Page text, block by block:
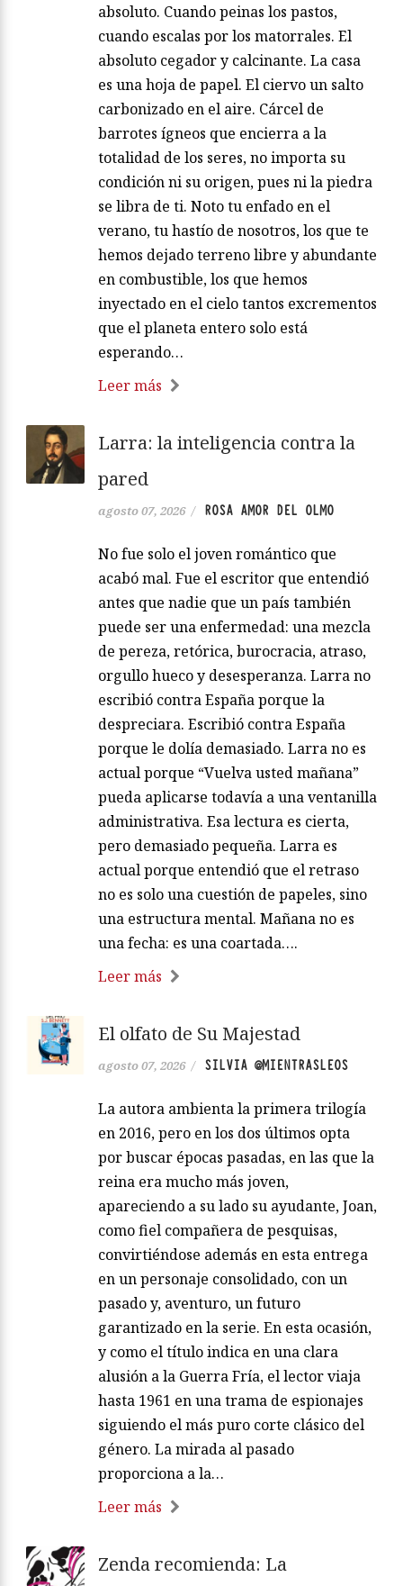
absoluto. Cuando peinas los pastos,
cuando escalas por los matorrales. El
absoluto cegador y calcinante. La casa
es una hoja de papel. El ciervo un salto
carbonizado en el aire. Cárcel de
barrotes ígneos que encierra a la
totalidad de los seres, no importa su
condición ni su origen, pues ni la piedra
se libra de ti. Noto tu enfado en el
verano, tu hastío de nosotros, los que te
hemos dejado terreno libre y abundante
en combustible, los que hemos
inyectado en el cielo tantos excrementos
que el planeta entero solo está
esperando…
Leer más
Larra: la inteligencia contra la
pared
agosto 07, 2026 / ROSA AMOR DEL OLMO
No fue solo el joven romántico que
acabó mal. Fue el escritor que entendió
antes que nadie que un país también
puede ser una enfermedad: una mezcla
de pereza, retórica, burocracia, atraso,
orgullo hueco y desesperanza. Larra no
escribió contra España porque la
despreciara. Escribió contra España
porque le dolía demasiado. Larra no es
actual porque “Vuelva usted mañana”
pueda aplicarse todavía a una ventanilla
administrativa. Esa lectura es cierta,
pero demasiado pequeña. Larra es
actual porque entendió que el retraso
no es solo una cuestión de papeles, sino
una estructura mental. Mañana no es
una fecha: es una coartada….
Leer más
El olfato de Su Majestad
agosto 07, 2026 / SILVIA @MIENTRASLEOS
La autora ambienta la primera trilogía
en 2016, pero en los dos últimos opta
por buscar épocas pasadas, en las que la
reina era mucho más joven,
apareciendo a su lado su ayudante, Joan,
como fiel compañera de pesquisas,
convirtiéndose además en esta entrega
en un personaje consolidado, con un
pasado y, aventuro, un futuro
garantizado en la serie. En esta ocasión,
y como el título indica en una clara
alusión a la Guerra Fría, el lector viaja
hasta 1961 en una trama de espionajes
siguiendo el más puro corte clásico del
género. La mirada al pasado
proporciona a la…
Leer más
Zenda recomienda: La